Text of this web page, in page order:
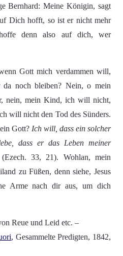
Bernhard: Meine Königin, sagt
Dich hofft, so ist er nicht mehr
denn also auf dich, wer
Gott mich verdammen will,
noch bleiben? Nein, o mein
nein, mein Kind, ich will nicht,
will nicht den Tod des Sünders.
Gott? Ich will, dass ein solcher
dass er das Leben meiner
(Ezech. 33, 21). Wohlan, mein
zu Füßen, denn siehe, Jesus
Arme nach dir aus, um dich
Reue und Leid etc. –
, Gesammelte Predigten, 1842,